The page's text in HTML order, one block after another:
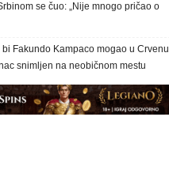
se čuo: „Nije mnogo pričao o
bi Fakundo Kampaco mogao u Crvenu
snimljen na neobičnom mestu